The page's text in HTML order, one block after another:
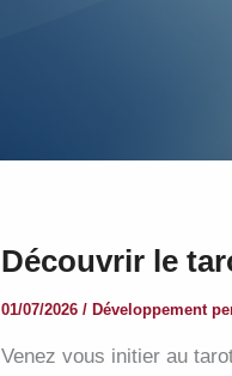
Découvrir le
01/07/2026/ Développement
Venez vous initier au